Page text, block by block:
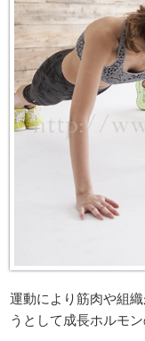
運動により筋肉や組
うとして成長ホルモ